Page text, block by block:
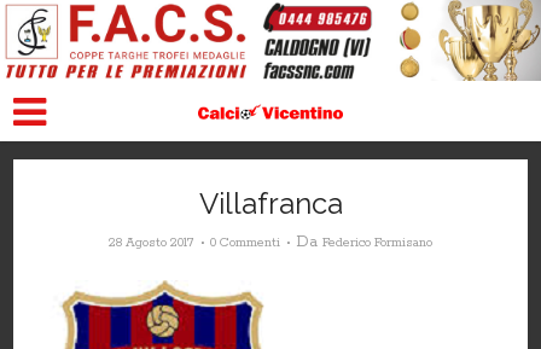
Villafranca
28 Agosto 2017 0 Commenti Da Federico Formisano